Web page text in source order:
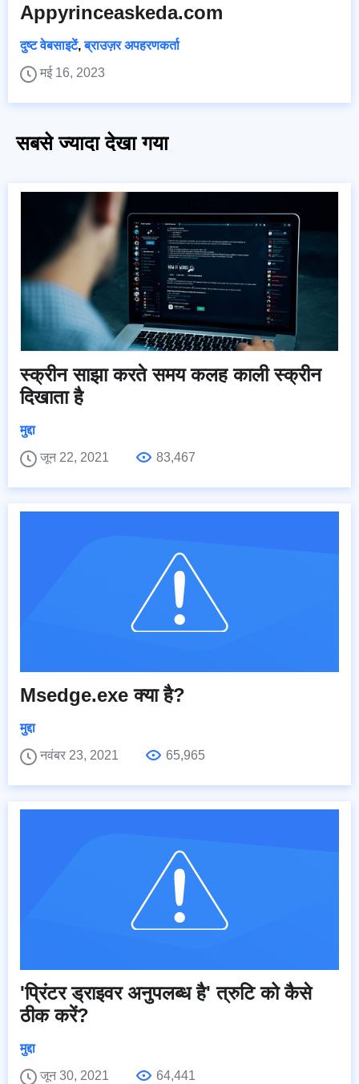
Appyrinceaskeda.com
दुष्ट वेबसाइटें,ब्राउज़र अपहरणकर्ता
मई 16, 2023
सबसे ज्यादा देखा गया
स्क्रीन साझा करते समय कलह काली स्क्रीन
दिखाता है
मुद्दा
जून 22, 2021
83,467
Msedge.exe क्या है?
मुद्दा
नवंबर 23, 2021
65,965
'प्रिंटर ड्राइवर अनुपलब्ध है' त्रुटि को कैसे
ठीक करें?
मुद्दा
जून 30, 2021
64,441